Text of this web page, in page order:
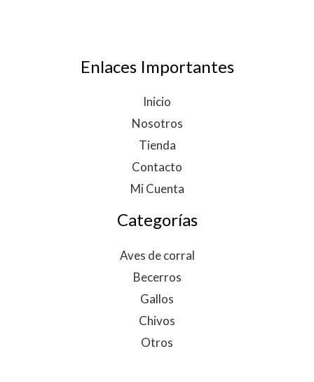
Enlaces Importantes
Inicio
Nosotros
Tienda
Contacto
Mi Cuenta
Categorías
Aves de corral
Becerros
Gallos
Chivos
Otros